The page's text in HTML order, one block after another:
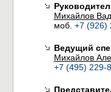
Михайлов
моб. +7 (926)
Ведущий
Михайлов
+7 (495) 229-